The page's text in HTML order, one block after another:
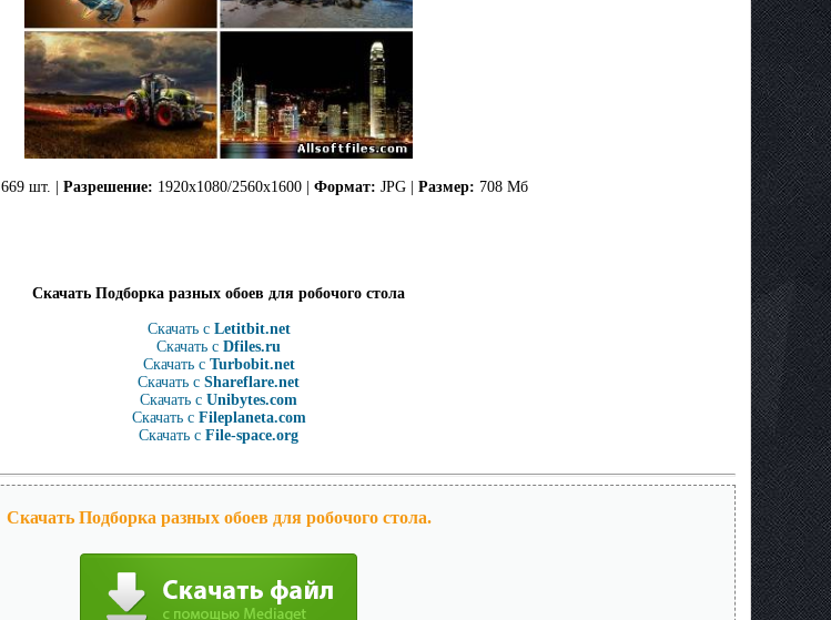
669 шт. | Разрешение: 1920x1080/2560x1600 | Формат: JPG | Размер: 708 Мб
Скачать Подборка разных обоев для робочого стола
Скачать с Letitbit.net
Скачать с Dfiles.ru
Скачать с Turbobit.net
Скачать с Shareflare.net
Скачать с Unibytes.com
Скачать с Fileplaneta.com
Скачать с File-space.org
Скачать Подборка разных обоев для робочого стола.